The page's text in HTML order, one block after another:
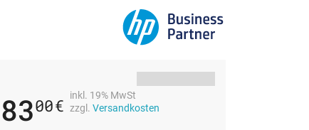
8300€
inkl. 19% MwSt
zzgl. Versandkosten